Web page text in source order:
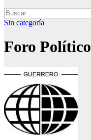
Sin categoría
Foro Político